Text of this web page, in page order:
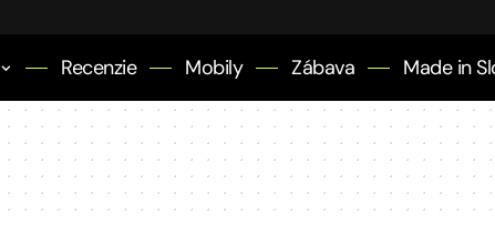
Recenzie Mobily Zábava Made in